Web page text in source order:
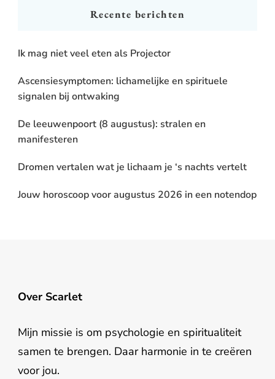
Recente berichten
Ik mag niet veel eten als Projector
Ascensiesymptomen: lichamelijke en spirituele
signalen bij ontwaking
De leeuwenpoort (8 augustus): stralen en
manifesteren
Dromen vertalen wat je lichaam je ‘s nachts vertelt
Jouw horoscoop voor augustus 2026 in een notendop
Over Scarlet
Mijn missie is om psychologie en spiritualiteit
samen te brengen. Daar harmonie in te creëren
voor jou.